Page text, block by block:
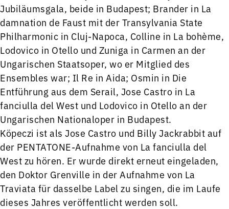
Jubiläumsgala, beide in Budapest; Brander in La
damnation de Faust mit der Transylvania State
Philharmonic in Cluj-Napoca, Colline in La bohème,
Lodovico in Otello und Zuniga in Carmen an der
Ungarischen Staatsoper, wo er Mitglied des
Ensembles war; Il Re in Aida; Osmin in Die
Entführung aus dem Serail, Jose Castro in La
fanciulla del West und Lodovico in Otello an der
Ungarischen Nationaloper in Budapest.
Köpeczi ist als Jose Castro und Billy Jackrabbit auf
der PENTATONE-Aufnahme von La fanciulla del
West zu hören. Er wurde direkt erneut eingeladen,
den Doktor Grenville in der Aufnahme von La
Traviata für dasselbe Label zu singen, die im Laufe
dieses Jahres veröffentlicht werden soll.